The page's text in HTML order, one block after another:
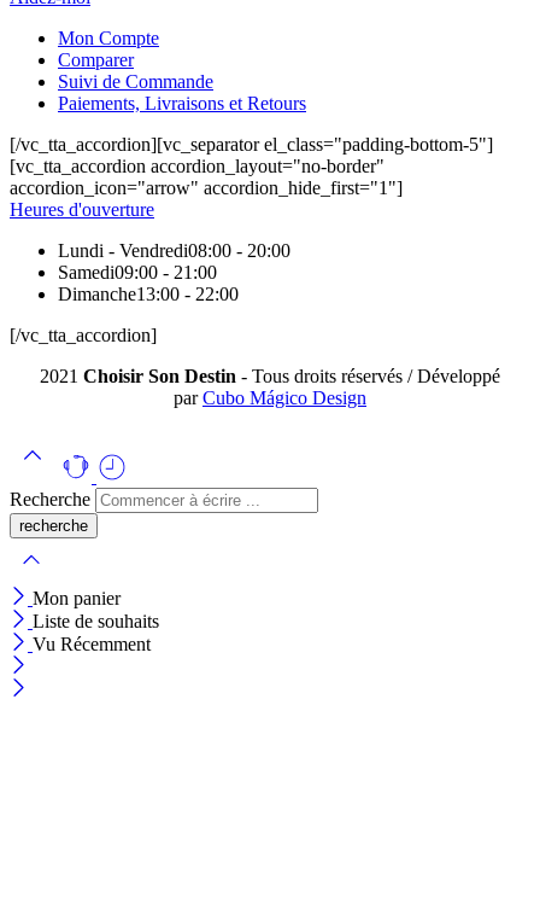
Mon Compte
Comparer
Suivi de Commande
Paiements, Livraisons et Retours
[/vc_tta_accordion][vc_separator el_class="padding-bottom-5"]
[vc_tta_accordion accordion_layout="no-border"
accordion_icon="arrow" accordion_hide_first="1"]
Heures d'ouverture
Lundi - Vendredi08:00 - 20:00
Samedi09:00 - 21:00
Dimanche13:00 - 22:00
[/vc_tta_accordion]
2021 Choisir Son Destin - Tous droits réservés / Développé
parCubo Mágico Design
Recherche
Mon panier
Liste de souhaits
Vu Récemment